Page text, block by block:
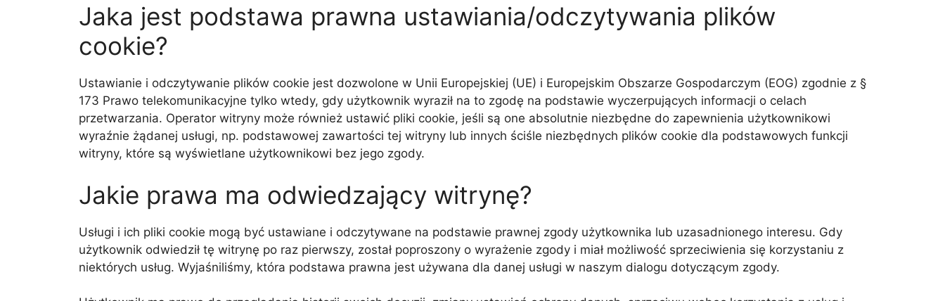
Jaka jest podstawa prawna ustawiania/odczytywania plików
cookie?
Ustawianie i odczytywanie plików cookie jest dozwolone w Unii Europejskiej (UE) i Europejskim Obszarze Gospodarczym (EOG) zgodnie z §
173 Prawo telekomunikacyjne tylko wtedy, gdy użytkownik wyraził na to zgodę na podstawie wyczerpujących informacji o celach
przetwarzania. Operator witryny może również ustawić pliki cookie, jeśli są one absolutnie niezbędne do zapewnienia użytkownikowi
wyraźnie żądanej usługi, np. podstawowej zawartości tej witryny lub innych ściśle niezbędnych plików cookie dla podstawowych funkcji
witryny, które są wyświetlane użytkownikowi bez jego zgody.
Jakie prawa ma odwiedzający witrynę?
Usługi i ich pliki cookie mogą być ustawiane i odczytywane na podstawie prawnej zgody użytkownika lub uzasadnionego interesu. Gdy
użytkownik odwiedził tę witrynę po raz pierwszy, został poproszony o wyrażenie zgody i miał możliwość sprzeciwienia się korzystaniu z
niektórych usług. Wyjaśniliśmy, która podstawa prawna jest używana dla danej usługi w naszym dialogu dotyczącym zgody.